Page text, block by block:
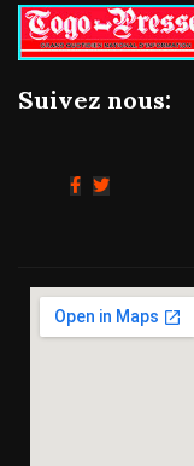
Suivez nous: